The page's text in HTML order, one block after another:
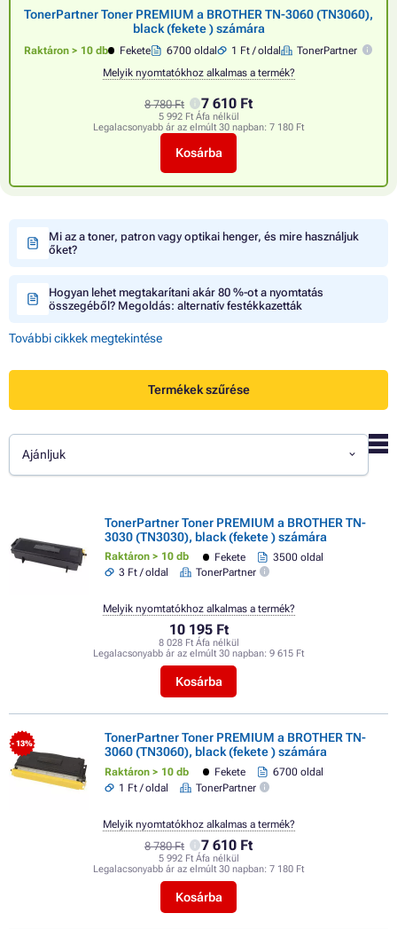
TonerPartner Toner PREMIUM a BROTHER TN-3060 (TN3060),
black (fekete ) számára
Raktáron > 10 db Fekete 6700 oldal 1 Ft / oldal
TonerPartner
Melyik nyomtatókhoz alkalmas a termék?
8 780 Ft 7 610 Ft
5 992 Ft Áfa nélkül
Legalacsonyabb ár az elmúlt 30 napban: 7 180 Ft
Kosárba
Mi az a toner, patron vagy optikai henger, és mire használjuk
őket?
Hogyan lehet megtakarítani akár 80 %-ot a nyomtatás
összegéből? Megoldás: alternatív festékkazetták
További cikkek megtekintése
Termékek szűrése
Ajánljuk
TonerPartner Toner PREMIUM a BROTHER TN-
3030 (TN3030), black (fekete ) számára
Raktáron > 10 db Fekete
3500 oldal
3 Ft / oldal
TonerPartner
10 195 Ft
8 028 Ft Áfa nélkül
Legalacsonyabb ár az elmúlt 30 napban: 9 615 Ft
Kosárba
Melyik nyomtatókhoz alkalmas a termék?
- 13%
TonerPartner Toner PREMIUM a BROTHER TN-
3060 (TN3060), black (fekete ) számára
Raktáron > 10 db Fekete
6700 oldal
1 Ft / oldal
TonerPartner
8 780 Ft 7 610 Ft
5 992 Ft Áfa nélkül
Legalacsonyabb ár az elmúlt 30 napban: 7 180 Ft
Kosárba
Melyik nyomtatókhoz alkalmas a termék?